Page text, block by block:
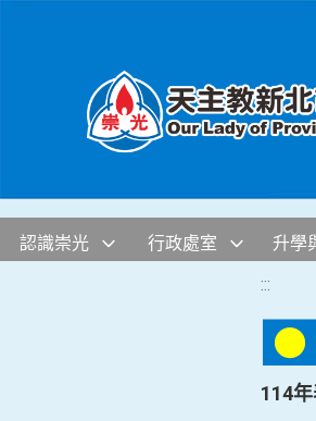
認識崇光 行政處室 升學
:::
114